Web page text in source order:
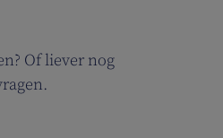
Of liever nog